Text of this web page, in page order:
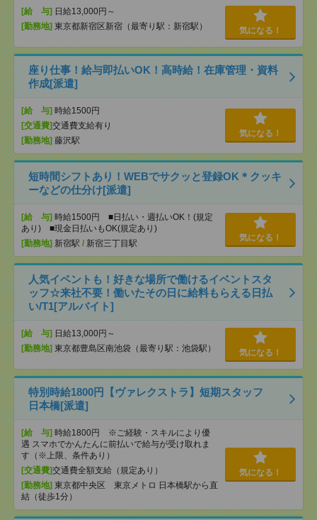
[給 与] 日給13,000円～
[勤務地] 東京都新宿区新宿（最寄り駅：新宿駅） 気になる！
座り仕事！給与即払いOK！高時給！在庫管理・資料
作成[派遣]
[給 与] 時給1500円
[交通費]交通費支給有り
[勤務地] 藤沢駅
気になる！
短時間シフトあり！WEBでサクッと登録OK＊クッキ
ーなどの仕分け[派遣]
[給 与] 時給1500円 ■日払い・週払いOK！(規定
あり) ■現金日払いもOK(規定あり)
[勤務地] 新宿駅 / 新宿三丁目駅
気になる！
人気イベントも！好きな場所で働けるイベントスタ
ッフ☆来社不要！働いたその日に給料もらえる日払
い/T1[アルバイト]
[給 与] 日給13,000円～
[勤務地] 東京都豊島区南池袋（最寄り駅：池袋駅） 気になる！
特別時給1800円【ヴァレクストラ】短期スタッフ
日本橋[派遣]
[給 与] 時給1800円 ※ご経験・スキルにより優
遇 スマホでかんたんに前払いで給与が受け取れま
す（※上限、条件あり）
[交通費]交通費全額支給（規定あり）
[勤務地] 東京都中央区 東京メトロ 日本橋駅から直
結（徒歩1分）
気になる！